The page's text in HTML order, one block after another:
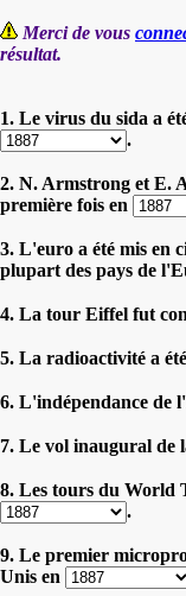
Merci de vous
résultat.
1. Le virus du sida a
.
2. N. Armstrong et E.
première fois en
3. L'euro a été mis en
plupart des pays de
4. La tour Eiffel fut
5. La radioactivité a
6. L'indépendance de
7. Le vol inaugural de
8. Les tours du World
.
9. Le premier
Unis en